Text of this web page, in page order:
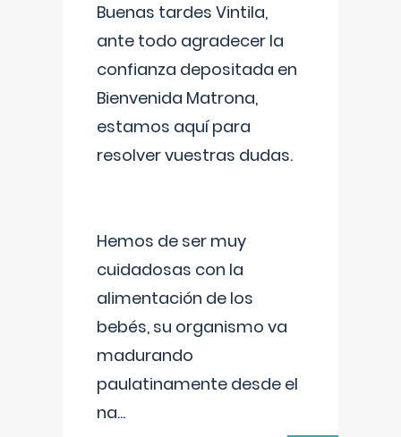
Buenas tardes Vintila,
ante todo agradecer la
confianza depositada en
Bienvenida Matrona,
estamos aquí para
resolver vuestras dudas.
Hemos de ser muy
cuidadosas con la
alimentación de los
bebés, su organismo va
madurando
paulatinamente desde el
na...